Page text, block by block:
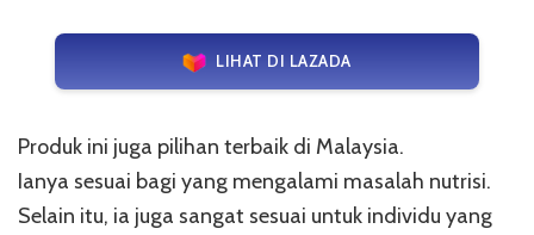
LIHAT DI LAZADA
Produk ini juga pilihan terbaik di Malaysia.
Ianya sesuai bagi yang mengalami masalah nutrisi.
Selain itu, ia juga sangat sesuai untuk individu yang